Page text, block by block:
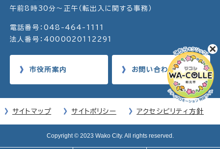
午前8時30分～正午（転出入に関する事務）
電話番号：048-464-1111
法人番号：4000020112291
市役所案内 お問い合わせ
サイトマップ サイトポリシー アクセシビリティ方針
Copyright © 2023 Wako City. All rights reserved.